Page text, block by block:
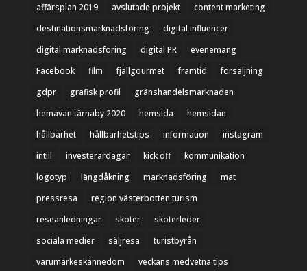
affärsplan 2019 avslutade projekt
content marketing
destinationsmarknadsföring
digital influencer
digital marknadsföring
digital PR
evenemang
Facebook
film fjällgourmet framtid
försäljning
gdpr
grafisk profil
gränshandelsmarknaden
hemavan tärnaby 2020
hemsida
hemsidan
hållbarhet
hållbarhetstips information
instagram
intill
investerardagar kick off
kommunikation
logotyp
längdåkning marknadsföring
mat
pressresa
region västerbotten turism
reseanledningar
skoter
skoterleder
sociala medier
säljresa
turistbyrån
varumärkeskännedom
veckans medvetna tips